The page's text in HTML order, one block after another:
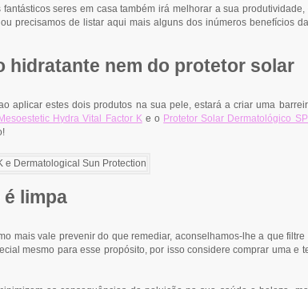
seres em casa também irá melhorar a sua produtividade,
precisamos de listar aqui mais alguns dos inúmeros benefícios
hidratante nem do protetor solar
aplicar estes dois produtos na sua pele, estará a criar uma
Mesoestetic Hydra Vital Factor K e o Protetor Solar Dermatológico
é limpa
mais vale prevenir do que remediar, aconselhamos-lhe a que filtre
mesmo para esse propósito, por isso considere comprar uma e